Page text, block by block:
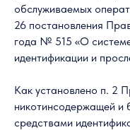
обслуживаемых
26 постановления
года № 515 «О
идентификации и
Как установлено п. 2
никотинсодержащей и
средствами